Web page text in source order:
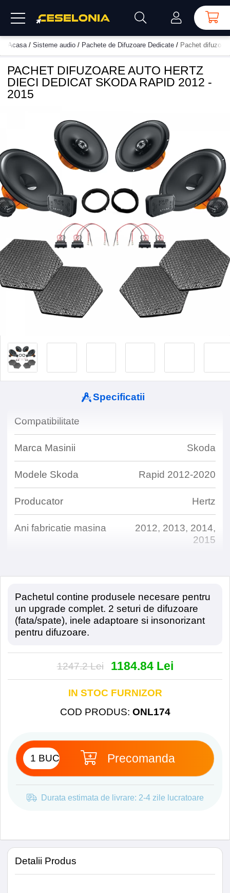
Acasa / Sisteme audio / Pachete de Difuzoare Dedicate / Pachet
PACHET DIFUZOARE AUTO HERTZ
DIECI DEDICAT SKODA RAPID 2012 -
2015
Specificatii
Compatibilitate
Marca Masinii Skoda
Modele Skoda Rapid 2012-2020
Producator Hertz
Ani fabricatie masina
2012, 2013, 2014,
2015
Model
Hertz Dieci DSK
165.3
Putere RMS
Magnet
Ferita de densitate
înalta
Pachetul contine produsele necesare pentru
un upgrade complet. 2 seturi de difuzoare
(fata/spate), inele adaptoare si insonorizant
pentru difuzoare.
1247.2 Lei 1184.84 Lei
IN STOC FURNIZOR
COD PRODUS: ONL174
Precomanda
Durata estimata de livrare: 2-4 zile lucratoare
Detalii Produs